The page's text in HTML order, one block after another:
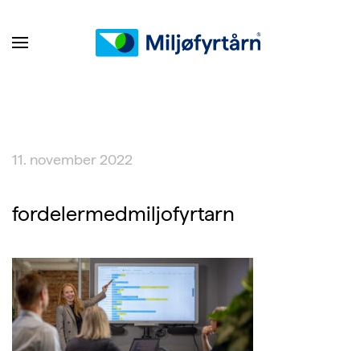
11. november 2022
fordelermedmiljofyrtarn